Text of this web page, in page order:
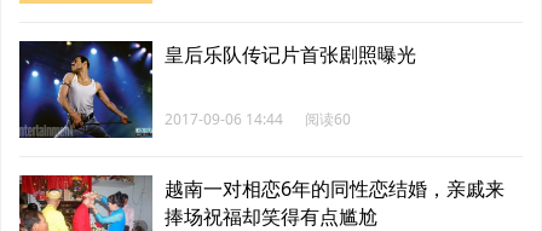
皇后乐队传记片首张剧照曝光
2017-09-06 14:44 阅读60
越南一对相恋6年的同性恋结婚，亲戚来
捧场祝福却笑得有点尴尬